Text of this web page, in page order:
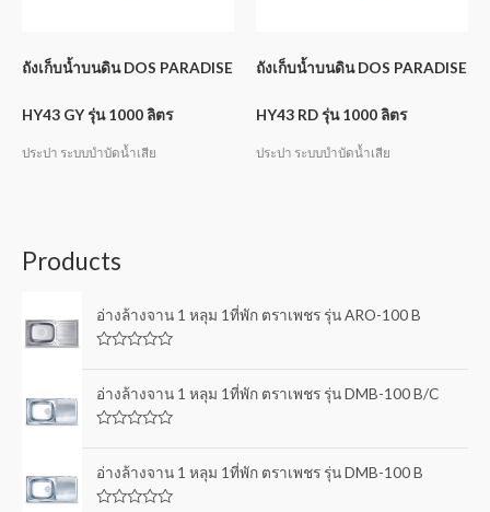
ถังเก็บน้ำบนดิน DOS PARADISE
HY43 GY รุ่น 1000 ลิตร
ประปา ระบบบำบัดน้ำเสีย
ถังเก็บน้ำบนดิน DOS PARADISE
HY43 RD รุ่น 1000 ลิตร
ประปา ระบบบำบัดน้ำเสีย
Products
อ่างล้างจาน 1 หลุม 1ที่พัก ตราเพชร รุ่น ARO-100 B
t
e
d
t
o
f
อ่างล้างจาน 1 หลุม 1ที่พัก ตราเพชร รุ่น DMB-100 B/C
t
e
d
อ่างล้างจาน 1 หลุม 1ที่พัก ตราเพชร รุ่น DMB-100 B